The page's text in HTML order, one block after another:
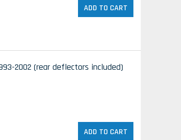
ADD TO CART
2002 (rear deflectors included)
ADD TO CART